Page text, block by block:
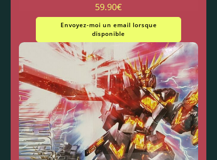
59.90€
Envoyez-moi un email lorsque
disponible